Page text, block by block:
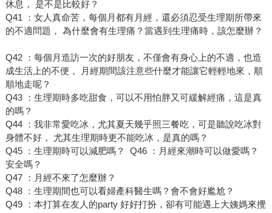
休息， 是不是比較好？
Q41 ：女人真命苦，每個月都有月經，還必須忍受生理期所帶來
的不適問題， 為什麼會有生理痛？當遇到生理痛時，該怎麼辦？
Q42 ：每個月造訪一次的好朋友，不僅會有身心上的不適，也造
成生活上的不便， 月經期間該注意些什麼才能讓它輕輕地來，順
順地走呢？
Q43 ：生理期時多吃甜食，可以不用怕胖又可緩解經痛，這是真
的嗎？
Q44 ：我非常愛吃冰，尤其夏天幾乎照三餐吃，可是聽說吃冰對
身體不好， 尤其生理期時更不能吃冰，是真的嗎？
Q45 ：生理期時可以減肥嗎？ Q46 ：月經來潮時可以做愛嗎？
安全嗎？
Q47 ：月經不來了怎麼辦？
Q48 ：生理期間也可以看婦產科醫生嗎？會不會好尷尬？
Q49 ：本打算在友人的party 好好打扮，卻有可能遇上大姨媽來攪